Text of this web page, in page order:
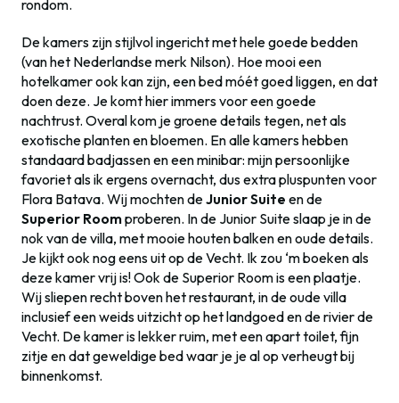
rondom.
De kamers zijn stijlvol ingericht met hele goede bedden
(van het Nederlandse merk Nilson). Hoe mooi een
hotelkamer ook kan zijn, een bed móét goed liggen, en dat
doen deze. Je komt hier immers voor een goede
nachtrust. Overal kom je groene details tegen, net als
exotische planten en bloemen. En alle kamers hebben
standaard badjassen en een minibar: mijn persoonlijke
favoriet als ik ergens overnacht, dus extra pluspunten voor
Flora Batava. Wij mochten deJunior Suite en de
Superior Roomproberen. In de Junior Suite slaap je in de
nok van de villa, met mooie houten balken en oude details.
Je kijkt ook nog eens uit op de Vecht. Ik zou ‘m boeken als
deze kamer vrij is! Ook de Superior Room is een plaatje.
Wij sliepen recht boven het restaurant, in de oude villa
inclusief een weids uitzicht op het landgoed en de rivier de
Vecht. De kamer is lekker ruim, met een apart toilet, fijn
zitje en dat geweldige bed waar je je al op verheugt bij
binnenkomst.